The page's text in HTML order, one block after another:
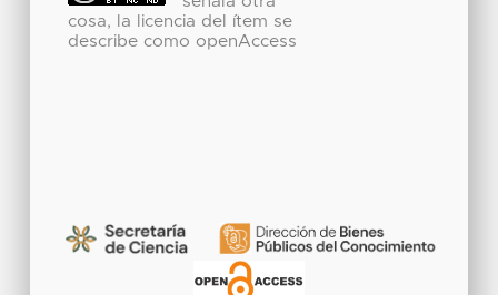
cosa, la licencia del ítem se
describe como openAccess